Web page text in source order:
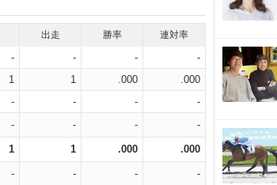
出走 勝率 連対率
- - -
-
1 1 .000
.000
- - -
-
- - - -
1 1 .000 .000
- - - -